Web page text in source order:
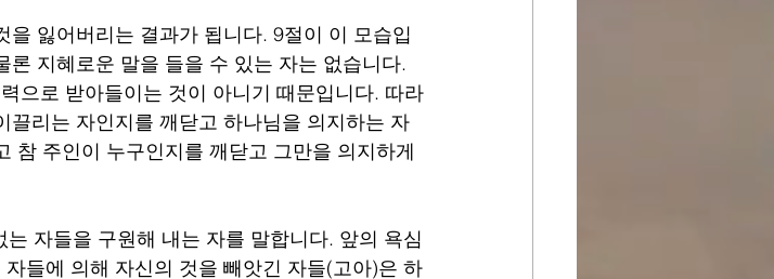
잃어버리는 결과가 됩니다. 9절이 이 모습입
지혜로운 말을 들을 수 있는 자는 없습니다.
으로 받아들이는 것이 아니기 때문입니다. 따라
리는 자인지를 깨닫고 하나님을 의지하는 자
참 주인이 누구인지를 깨닫고 그만을 의지하게
자들을 구원해 내는 자를 말합니다. 앞의 욕심
들에 의해 자신의 것을 빼앗긴 자들(고아)은 하